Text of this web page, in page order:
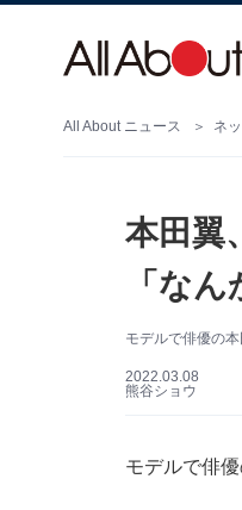
All About ニュース ネ
本田翼
「な
モデルで俳優の
2022.03.08
熊谷ショウ
モデルで俳